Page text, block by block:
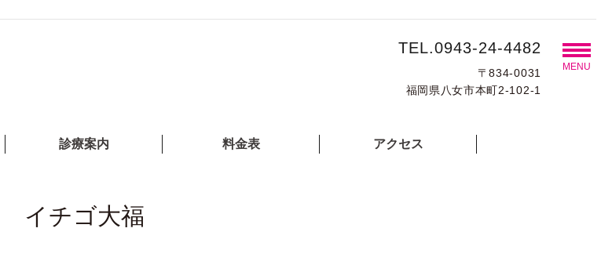
TEL.0943-24-4482
〒834-0031
福岡県八女市本町2-102-1
MENU
診療案内 料金表 アクセス
イチゴ大福